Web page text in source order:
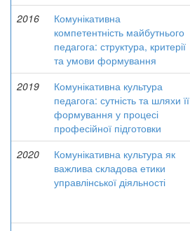
2016
Комунікативна
компетентність майбутнього
педагога: структура, критерії
та умови формування
2019
Комунікативна культура
педагога: сутність та шляхи її
формування у процесі
професійної підготовки
2020
Комунікативна культура як
важлива складова етики
управлінської діяльності